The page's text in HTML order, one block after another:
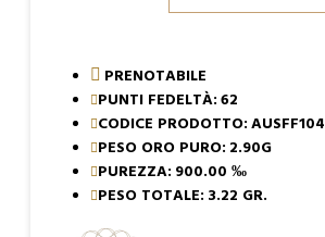
PRENOTABILE
PUNTI FEDELTÀ: 62
CODICE PRODOTTO: AUSFF104
PESO ORO PURO: 2.90G
PUREZZA: 900.00 ‰
PESO TOTALE: 3.22 GR.